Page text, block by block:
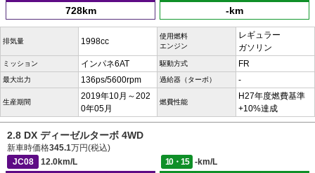
728km -km
排気量 1998cc
使用燃料
エンジン
レギュラー
ガソリン
ミッション インパネ6AT 駆動方式 FR
最大出力 136ps/5600rpm 過給器（ターボ） -
生産期間
2019年10月～202
0年05月
燃費性能
H27年度燃費基準
+10%達成
2.8 DX ディーゼルターボ 4WD
新車時価格345.1万円(税込)
JC08
12.0km/L 10・15
-km/L